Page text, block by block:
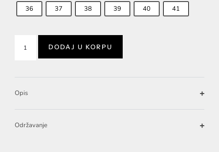
36 37 38 39 40 41
DODAJ U KORPU
Opis
Održavanje